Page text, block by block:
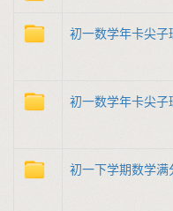
初一数学年卡尖子
初一数学年卡尖子
初一下学期数学满